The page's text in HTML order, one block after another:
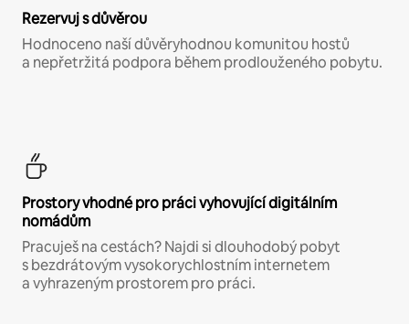
Rezervuj s důvěrou
Hodnoceno naší důvěryhodnou komunitou hostů
a nepřetržitá podpora během prodlouženého pobytu.
Prostory vhodné pro práci vyhovující digitálním
nomádům
Pracuješ na cestách? Najdi si dlouhodobý pobyt
s bezdrátovým vysokorychlostním internetem
a vyhrazeným prostorem pro práci.